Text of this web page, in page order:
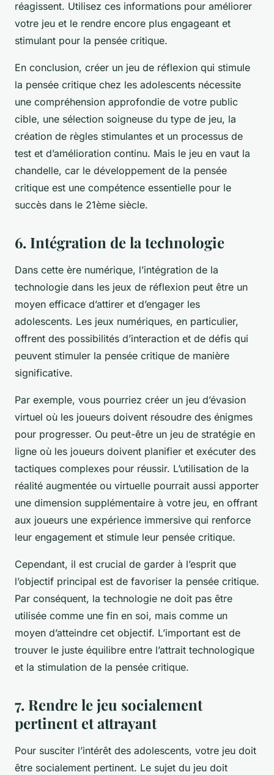
réagissent. Utilisez ces informations pour améliorer
votre jeu et le rendre encore plus engageant et
stimulant pour la pensée critique.
En conclusion, créer un jeu de réflexion qui stimule
la pensée critique chez les adolescents nécessite
une compréhension approfondie de votre public
cible, une sélection soigneuse du type de jeu, la
création de règles stimulantes et un processus de
test et d’amélioration continu. Mais le jeu en vaut la
chandelle, car le développement de la pensée
critique est une compétence essentielle pour le
succès dans le 21ème siècle.
6. Intégration de la technologie
Dans cette ère numérique, l’intégration de la
technologie dans les jeux de réflexion peut être un
moyen efficace d’attirer et d’engager les
adolescents. Les jeux numériques, en particulier,
offrent des possibilités d’interaction et de défis qui
peuvent stimuler la pensée critique de manière
significative.
Par exemple, vous pourriez créer un jeu d’évasion
virtuel où les joueurs doivent résoudre des énigmes
pour progresser. Ou peut-être un jeu de stratégie en
ligne où les joueurs doivent planifier et exécuter des
tactiques complexes pour réussir. L’utilisation de la
réalité augmentée ou virtuelle pourrait aussi apporter
une dimension supplémentaire à votre jeu, en offrant
aux joueurs une expérience immersive qui renforce
leur engagement et stimule leur pensée critique.
Cependant, il est crucial de garder à l’esprit que
l’objectif principal est de favoriser la pensée critique.
Par conséquent, la technologie ne doit pas être
utilisée comme une fin en soi, mais comme un
moyen d’atteindre cet objectif. L’important est de
trouver le juste équilibre entre l’attrait technologique
et la stimulation de la pensée critique.
7. Rendre le jeu socialement
pertinent et attrayant
Pour susciter l’intérêt des adolescents, votre jeu doit
être socialement pertinent. Le sujet du jeu doit